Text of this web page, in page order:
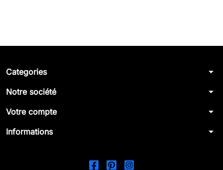
Categories arrow_drop_down
Notre société arrow_drop_down
Votre compte arrow_drop_down
Informations arrow_drop_down